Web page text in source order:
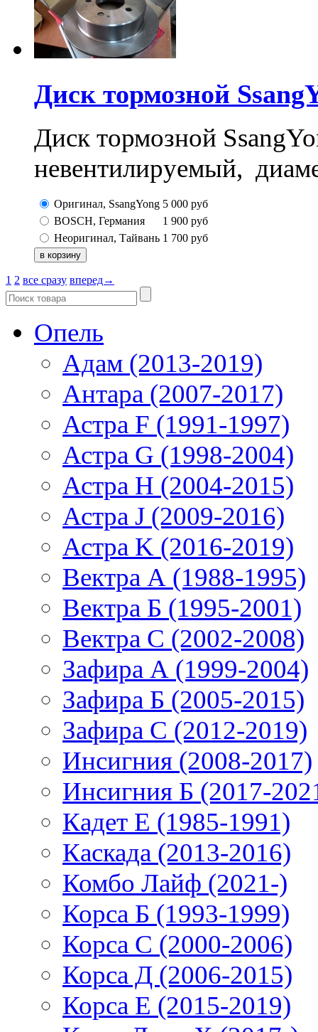
Диск тормозной
Диск тормозной
невентилируемый,
Оригинал, SsangYong 5 000 руб
BOSCH, Германия
1 900 руб
Неоригинал, Тайвань 1 700 руб
1 2 все сразу вперед→
Опель
Адам (2013-2019)
Антара (2007-2017)
Астра F (1991-1997)
Астра G (1998-2004)
Астра H (2004-2015)
Астра J (2009-2016)
Астра K (2016-2019)
Вектра А (1988-1995)
Вектра Б (1995-2001)
Вектра С (2002-2008)
Зафира А (1999-2004)
Зафира Б (2005-2015)
Зафира С (2012-2019)
Инсигния (2008-2017)
Инсигния Б (2017-
Кадет Е (1985-1991)
Каскада (2013-2016)
Комбо Лайф (2021-)
Корса Б (1993-1999)
Корса С (2000-2006)
Корса Д (2006-2015)
Корса E (2015-2019)